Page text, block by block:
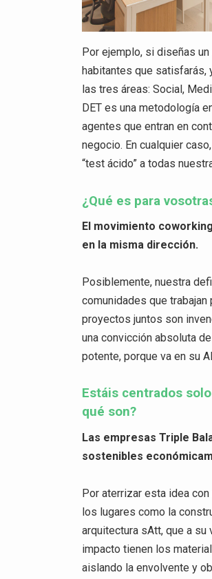
Por ejemplo, si diseñas
habitantes que satisfarás,
las tres áreas: Social,
DET es una metodología
agentes que entran en
negocio. En cualquier
“test ácido” a todas
¿Qué es para
El movimiento
en la misma dirección.
Posiblemente, nuestra
comunidades que
proyectos juntos son
una convicción absoluta
potente, porque va en su
Estáis centrados
qué son?
Las empresas Triple
sostenibles
Por aterrizar esta idea
los lugares como la
arquitectura sAtt, que a su
impacto tienen los
aislando la envolvente y